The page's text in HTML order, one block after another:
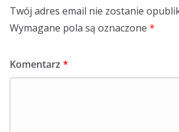
Twój adres email nie zostanie
Wymagane pola są oznaczone *
Komentarz *